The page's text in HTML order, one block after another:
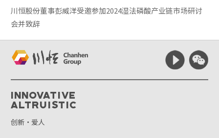
川恒股份董事彭威洋受邀参加2024湿法磷酸产业链市场研讨
会并致辞
Innovative
Altruistic
创新·爱人